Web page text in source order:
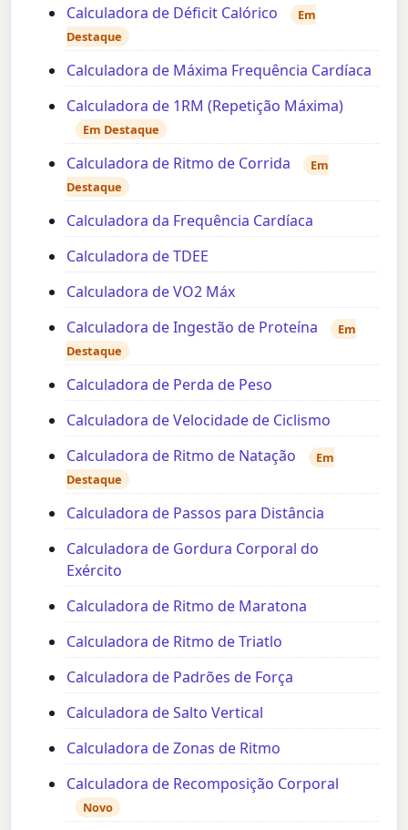
Calculadora de Déficit Calórico
Em
Destaque
Calculadora de Máxima Frequência Cardíaca
Calculadora de 1RM (Repetição Máxima)
Em Destaque
Calculadora de Ritmo de Corrida
Em
Destaque
Calculadora da Frequência Cardíaca
Calculadora de TDEE
Calculadora de VO2 Máx
Calculadora de Ingestão de Proteína
Em
Destaque
Calculadora de Perda de Peso
Calculadora de Velocidade de Ciclismo
Calculadora de Ritmo de Natação
Em
Destaque
Calculadora de Passos para Distância
Calculadora de Gordura Corporal do
Exército
Calculadora de Ritmo de Maratona
Calculadora de Ritmo de Triatlo
Calculadora de Padrões de Força
Calculadora de Salto Vertical
Calculadora de Zonas de Ritmo
Calculadora de Recomposição Corporal
Novo